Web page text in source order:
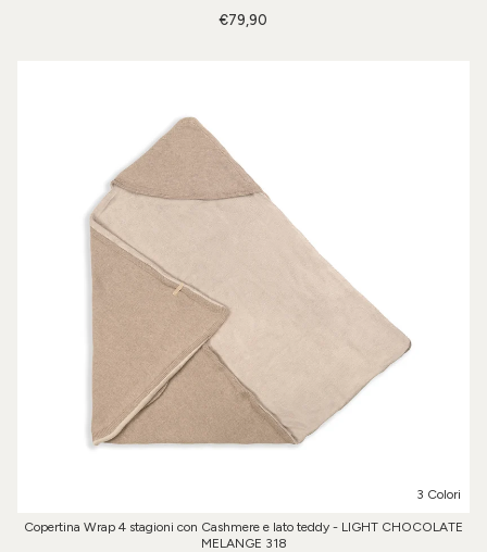
€79,90
3 Colori
Copertina Wrap 4 stagioni con Cashmere e lato teddy - LIGHT CHOCOLATE
MELANGE 318